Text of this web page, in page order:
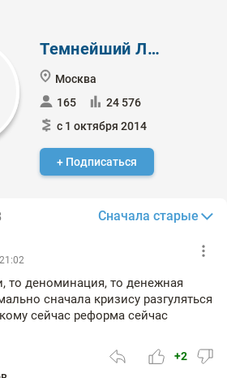
Темнейший Лорд
Москва
165
24 576
с 1 октября 2014
+ Подписаться
Сначала старые
то деноминация, то денежная
сначала кризису разгуляться
сейчас реформа сейчас
+2